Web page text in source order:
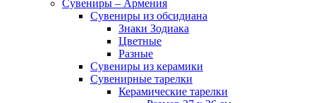
Сувениры – Армения
Сувениры из обсидиана
Знаки Зодиака
Цветные
Разные
Сувениры из керамики
Сувенирные тарелки
Керамические тарелки